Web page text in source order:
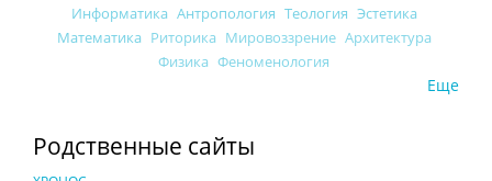
Информатика Антропология Теология Эстетика
Математика Риторика Мировоззрение Архитектура
Физика Феноменология
Еще
Родственные сайты